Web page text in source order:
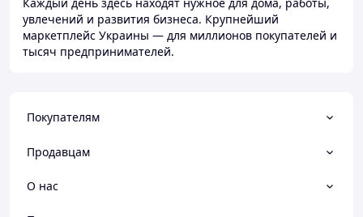
увлечений и развития бизнеса. Крупнейший
маркетплейс Украины — для миллионов покупателей и
тысяч предпринимателей.
Покупателям
Продавцам
О нас